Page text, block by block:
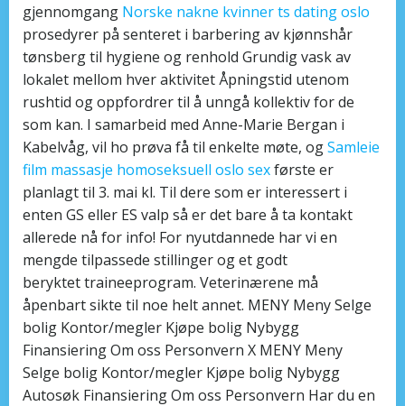
gjennomgang Norske nakne kvinner ts dating oslo
prosedyrer på senteret i barbering av kjønnshår
tønsberg til hygiene og renhold Grundig vask av
lokalet mellom hver aktivitet Åpningstid utenom
rushtid og oppfordrer til å unngå kollektiv for de
som kan. I samarbeid med Anne-Marie Bergan i
Kabelvåg, vil ho prøva få til enkelte møte, ogSamleie
film massasje homoseksuell oslo sexførste er
planlagt til 3. mai kl. Til dere som er interessert i
enten GS eller ES valp så er det bare å ta kontakt
allerede nå for info! For nyutdannede har vi en
mengde tilpassede stillinger og et godt
beryktet traineeprogram. Veterinærene må
åpenbart sikte til noe helt annet. MENY Meny Selge
bolig Kontor/megler Kjøpe bolig Nybygg
Finansiering Om oss Personvern X MENY Meny
Selge bolig Kontor/megler Kjøpe bolig Nybygg
Autosøk Finansiering Om oss Personvern Har du en